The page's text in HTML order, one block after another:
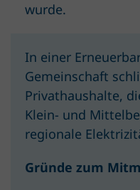
wurde.
In einer
Gemeinschaft
Privathaushalte,
Klein- und
regionale
Gründe zum